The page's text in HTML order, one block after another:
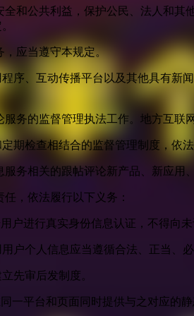
和公共利益，保护公民、法人和
，应当遵守本规定。
序、互动传播平台以及其他具有新
务的监督管理执法工作。地方互
期检查相结合的监督管理制度，依
务相关的跟帖评论新产品、新应
，依法履行以下义务：
户进行真实身份信息认证，不得向
户个人信息应当遵循合法、正当
先审后发制度。
一平台和页面同时提供与之对应的静